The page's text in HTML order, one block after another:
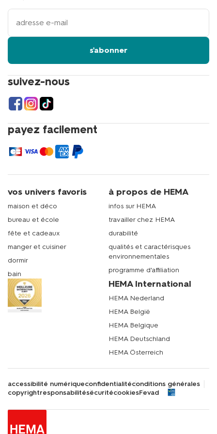
suivez-nous
payez facilement
votre
adresse
s'abonner
vos univers favoris
maison et déco
bureau et école
fête et cadeaux
manger et cuisiner
dormir
bain
à propos de HEMA
infos sur HEMA
travailler chez HEMA
durabilité
qualités et caractérisques
environnementales
programme d'affiliation
HEMA International
HEMA Nederland
HEMA België
HEMA Belgique
HEMA Deutschland
HEMA Österreich
accessibilité numériqueconfidentialitéconditions générales
copyrightresponsabilitésécuritécookiesFevad